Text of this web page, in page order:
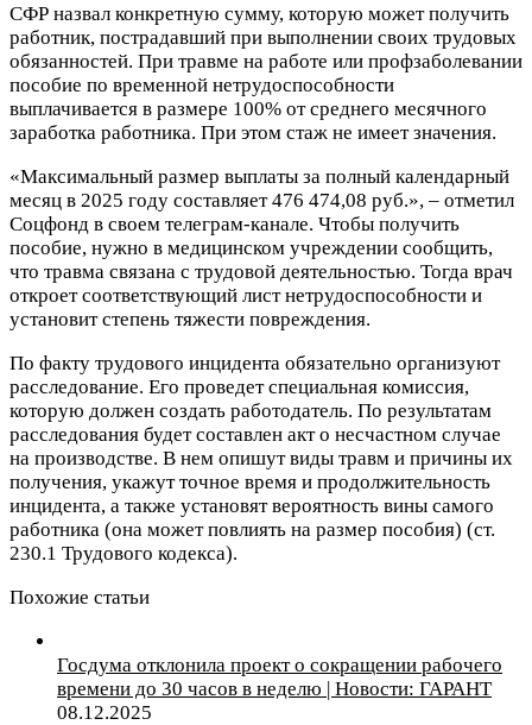
СФР назвал конкретную сумму, которую может получить
работник, пострадавший при выполнении своих трудовых
обязанностей. При травме на работе или профзаболевании
пособие по временной нетрудоспособности
выплачивается в размере 100% от среднего месячного
заработка работника. При этом стаж не имеет значения.
«Максимальный размер выплаты за полный календарный
месяц в 2025 году составляет 476 474,08 руб.», – отметил
Соцфонд в своем телеграм-канале. Чтобы получить
пособие, нужно в медицинском учреждении сообщить,
что травма связана с трудовой деятельностью. Тогда врач
откроет соответствующий лист нетрудоспособности и
установит степень тяжести повреждения.
По факту трудового инцидента обязательно организуют
расследование. Его проведет специальная комиссия,
которую должен создать работодатель. По результатам
расследования будет составлен акт о несчастном случае
на производстве. В нем опишут виды травм и причины их
получения, укажут точное время и продолжительность
инцидента, а также установят вероятность вины самого
работника (она может повлиять на размер пособия) (ст.
230.1 Трудового кодекса).
Похожие статьи
Госдума отклонила проект о сокращении рабочего
времени до 30 часов в неделю | Новости: ГАРАНТ
08.12.2025